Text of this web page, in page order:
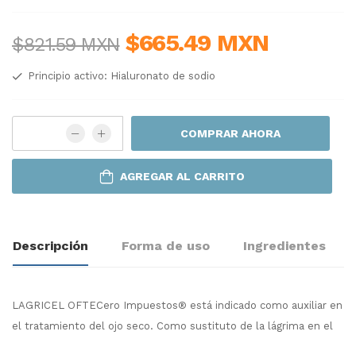
$821.59 MXN $665.49 MXN
Principio activo: Hialuronato de sodio
COMPRAR AHORA
AGREGAR AL CARRITO
Descripción Forma de uso Ingredientes
LAGRICEL OFTECero Impuestos® está indicado como auxiliar en
el tratamiento del ojo seco. Como sustituto de la lágrima en el